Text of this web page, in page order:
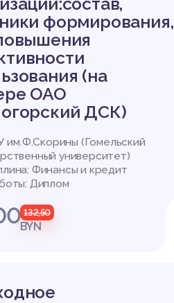
формирования,
(на
ОАО
ДСК)
им.Ф.Скорины (Гомельский
университет)
Финансы и кредит
Диплом
132,50
BYN